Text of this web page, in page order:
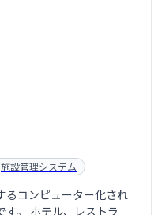
施設管理システム
るコンピューター化され
す。 ホテル、レストラ